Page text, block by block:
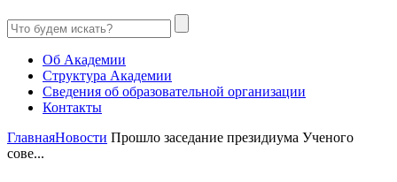
Об Академии
Структура Академии
Сведения об образовательной организации
Контакты
ГлавнаяНовости Прошло заседание президиума Ученого
сове...